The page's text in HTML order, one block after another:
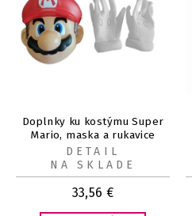
Doplnky ku kostýmu Super
Mario, maska a rukavice
detské
33,56 €
DETAIL
NA SKLADE